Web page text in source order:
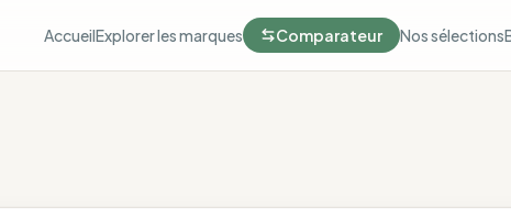
AccueilExplorer les marques Comparateur Nos sélections